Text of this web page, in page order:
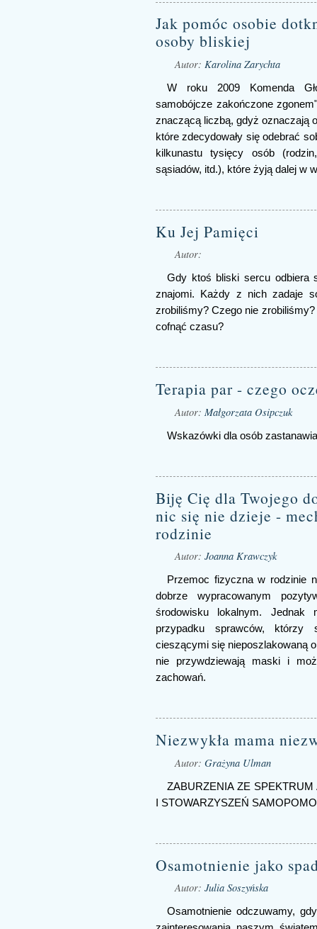
Jak pomóc osobie
osoby bliskiej
Autor: Karolina Zarychta
W roku 2009 Komenda
samobójcze zakończone
znaczącą liczbą, gdyż oznaczają
które zdecydowały się odebrać
kilkunastu tysięcy osób
sąsiadów, itd.), które żyją dalej w
Ku Jej Pamięci
Autor:
Gdy ktoś bliski sercu odbiera
znajomi. Każdy z nich zadaje
zrobiliśmy? Czego nie zrobiliśmy?
cofnąć czasu?
Terapia par - czego
Autor: Małgorzata Osipczuk
Wskazówki dla osób
Biję Cię dla Twojego
nic się nie dzieje -
rodzinie
Autor: Joanna Krawczyk
Przemoc fizyczna w rodzinie
dobrze wypracowanym
środowisku lokalnym.
przypadku sprawców, którzy
cieszącymi się nieposzlakowaną
nie przywdziewają maski i
zachowań.
Niezwykła mama
Autor: Grażyna Ulman
ZABURZENIA ZE
I STOWARZYSZEŃ
Osamotnienie jako
Autor: Julia Soszyńska
Osamotnienie odczuwamy,